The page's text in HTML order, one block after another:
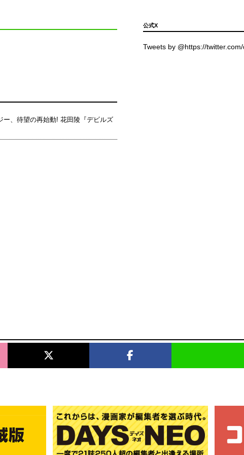
公式X
Tweets by @https://
ー、待望の再始動! 花田陵『デビルズ